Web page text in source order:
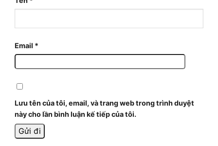
Email *
Lưu tên của tôi, email, và trang web trong trình duyệt
này cho lần bình luận kế tiếp của tôi.